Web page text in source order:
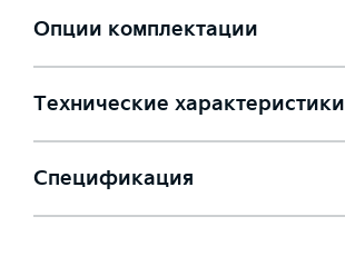
Опции комплектации
Технические характеристики
Спецификация